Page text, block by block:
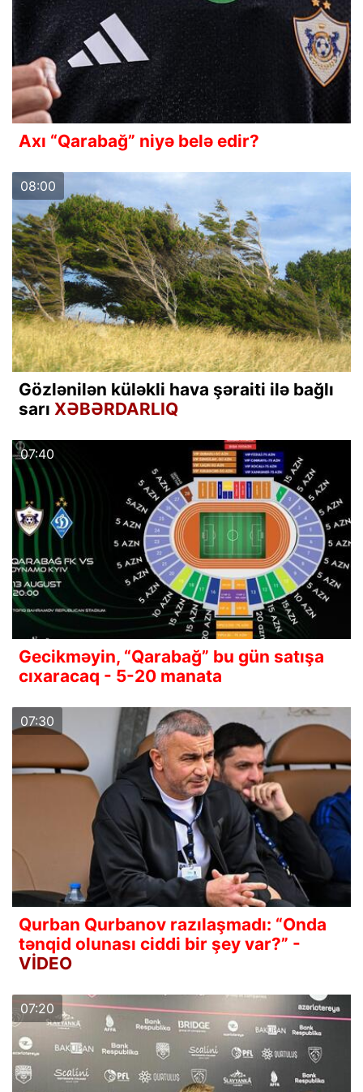
Axı “Qarabağ” niyə belə edir?
08:00
Gözlənilən küləkli hava şəraiti ilə bağlı
sarı XƏBƏRDARLIQ
07:40
Gecikməyin, “Qarabağ” bu gün satışa
cıxaracaq - 5-20 manata
07:30
Qurban Qurbanov razılaşmadı: “Onda
tənqid olunası ciddi bir şey var?” -
VİDEO
07:20